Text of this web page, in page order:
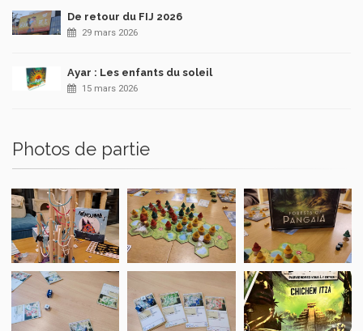
De retour du FIJ 2026
29 mars 2026
Ayar : Les enfants du soleil
15 mars 2026
Photos de partie